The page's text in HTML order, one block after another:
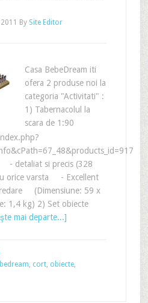
By Site Editor
Casa BebeDream iti
ofera 2 produse noi la
categoria "Activitati" :
1) Tabernacolul la
scara de 1:90
detaliat si precis (328
orice varsta - Excellent
(Dimensiune: 59 x
1,4 kg) 2) Set obiecte
mai departe...]
cort, obiecte,